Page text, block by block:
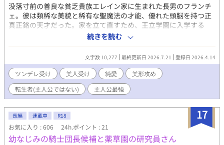
トで連載していた未完作品を加筆修正した作品になります。 もし
見覚えのある話だと思った方は無断転載ではありませんので、ご
安心ください！
没落寸前の善良な貧乏貴族エレイン家に生まれた長男のフランチ
ェ。彼は類稀な美貌と稀有な聖魔法の才能、優れた頭脳を持つ正
真正銘の天才だった。家を立て直すため、王立学園に入学する
も、あまりにも善良すぎる家族を守るため培ってきた経験のせい
で、プライドは大気圏を突き抜け、性格は酷く捻じ曲がっている
フランチェに友人ができるようなこともなく。卒業時には首席も
勝ち取ったフランチェだが、性格に問題ありとして宮廷仕えに内
定が貰えず、結局卒業後十年間、かつての同級生たちが宮廷で出
世していくのを風の便りに、領地を立て直そうと奔走する毎日。
そんな時、御歳八歳になる末の王子の家庭教師として採用され
る。 意気揚々と向かったフランチェが目にしたのは、王子とは思
えないような待遇を受ける後ろ盾のない幼い王子と、唯一の味方
の傭兵上がりの護衛騎士だった。
───────────────────── 平民上がりの元傭
兵護衛騎士×プライドの高いツンデレ魔導師
続きを読む
文字数 10,277 最終更新日 2026.7.21 登録日 2026.4.14
ツンデレ受け 美人受け 純愛
美形攻め
転生者(主人公ではない)
主人公最強
17
長編 連載中 R18
お気に入り : 606 24h.ポイント : 21
幼なじみの騎士団長候補と薬草園の研究員さん